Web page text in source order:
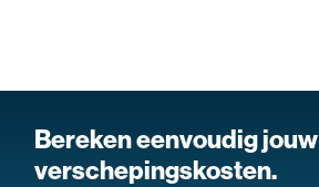
Bereken eenvoudig jouw
verschepingskosten.